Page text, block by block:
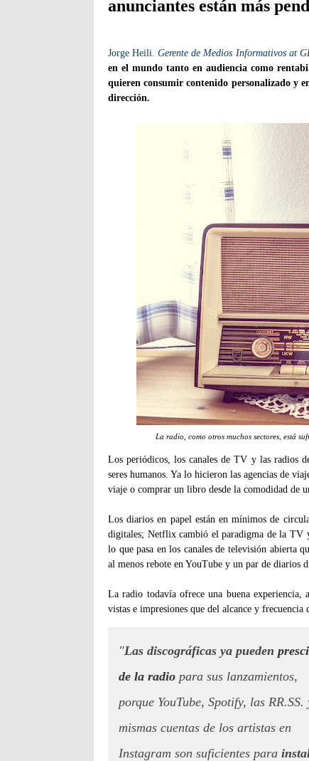
anunciantes están más
Jorge Heili. Gerente de Medios Informativos at
en el mundo tanto en audiencia como
quieren consumir contenido personalizado y
dirección.
La radio, como otros muchos sectores, está
Los periódicos, los canales de TV y las radios
seres humanos. Ya lo hicieron las agencias de
viaje o comprar un libro desde la comodidad de
Los diarios en papel están en mínimos de
digitales; Netflix cambió el paradigma de la TV
lo que pasa en los canales de televisión abierta
al menos rebote en YouTube y un par de diarios
La radio todavía ofrece una buena experiencia,
vistas e impresiones que del alcance y frecuencia
"Las discográficas ya pueden
de la radio para sus lanzamientos,
porque YouTube, Spotify, las RR.SS.
mismas cuentas de los artistas en
Instagram son suficientes para